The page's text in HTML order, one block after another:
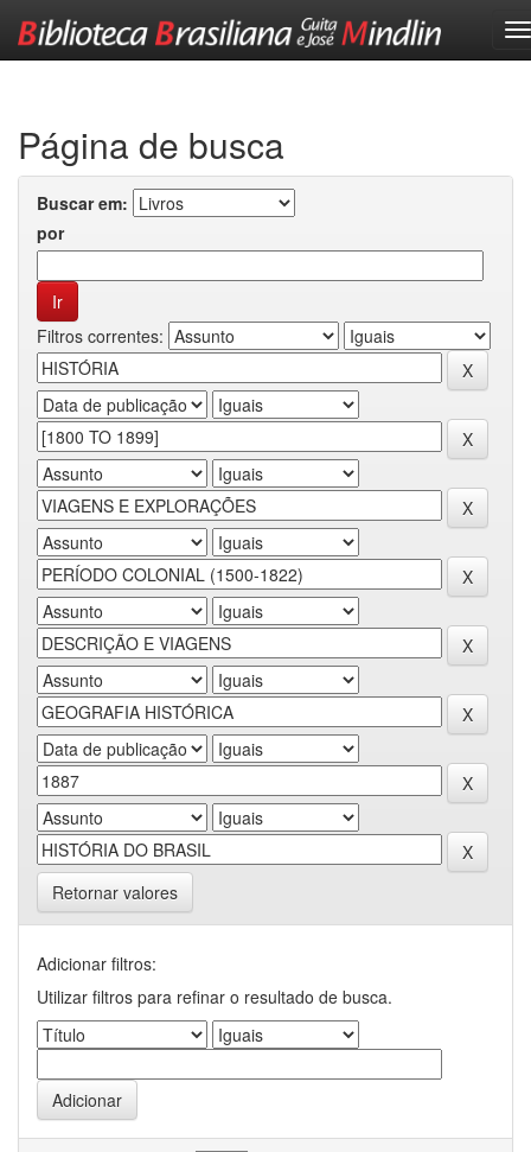
Página de busca
Buscar em:
por
Filtros correntes:
Retornar valores
Adicionar filtros:
Utilizar filtros para refinar o resultado de busca.